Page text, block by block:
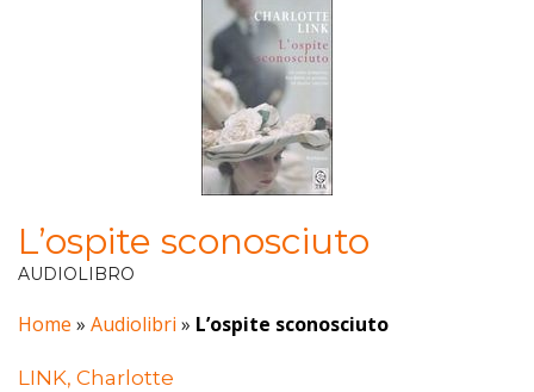
L’ospite sconosciuto
AUDIOLIBRO
Home » Audiolibri » L’ospite sconosciuto
LINK, Charlotte